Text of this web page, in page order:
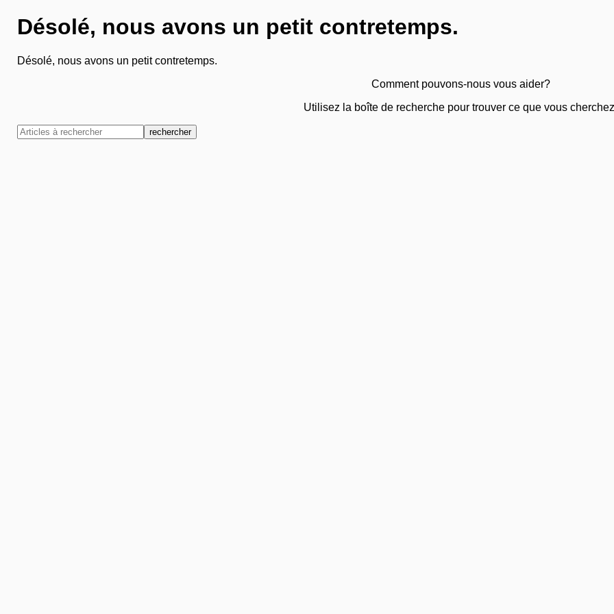
Désolé, nous avons un petit contretemps.
Désolé, nous avons un petit contretemps.
Comment pouvons-nous vous aider?
Utilisez la boîte de recherche pour trouver ce que vous
rechercher